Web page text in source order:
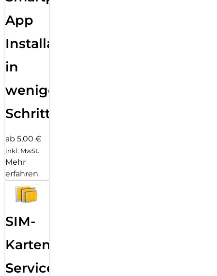
App
Installation
in
wenigen
Schritten
ab 5,00 €
inkl. MwSt.
Mehr
erfahren
SIM-
Karten
Service: